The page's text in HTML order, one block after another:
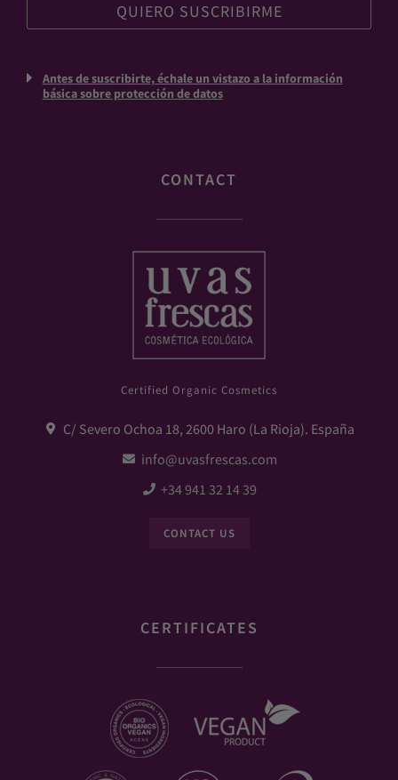
Antes de suscribirte, échale un vistazo a la información
básica sobre protección de datos
CONTACT
Certified Organic Cosmetics
C/ Severo Ochoa 18, 2600 Haro (La Rioja). España
info@uvasfrescas.com
+34 941 32 14 39
CONTACT US
CERTIFICATES